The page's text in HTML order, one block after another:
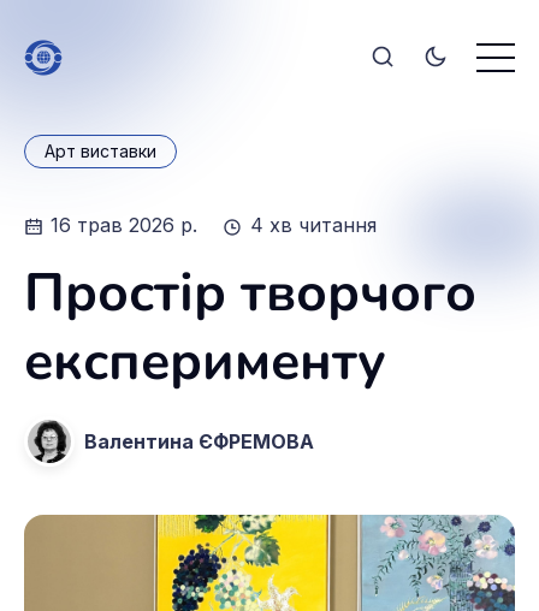
Арт виставки
16 трав 2026 р. 4 хв читання
Простір творчого
експерименту
Валентина ЄФРЕМОВА